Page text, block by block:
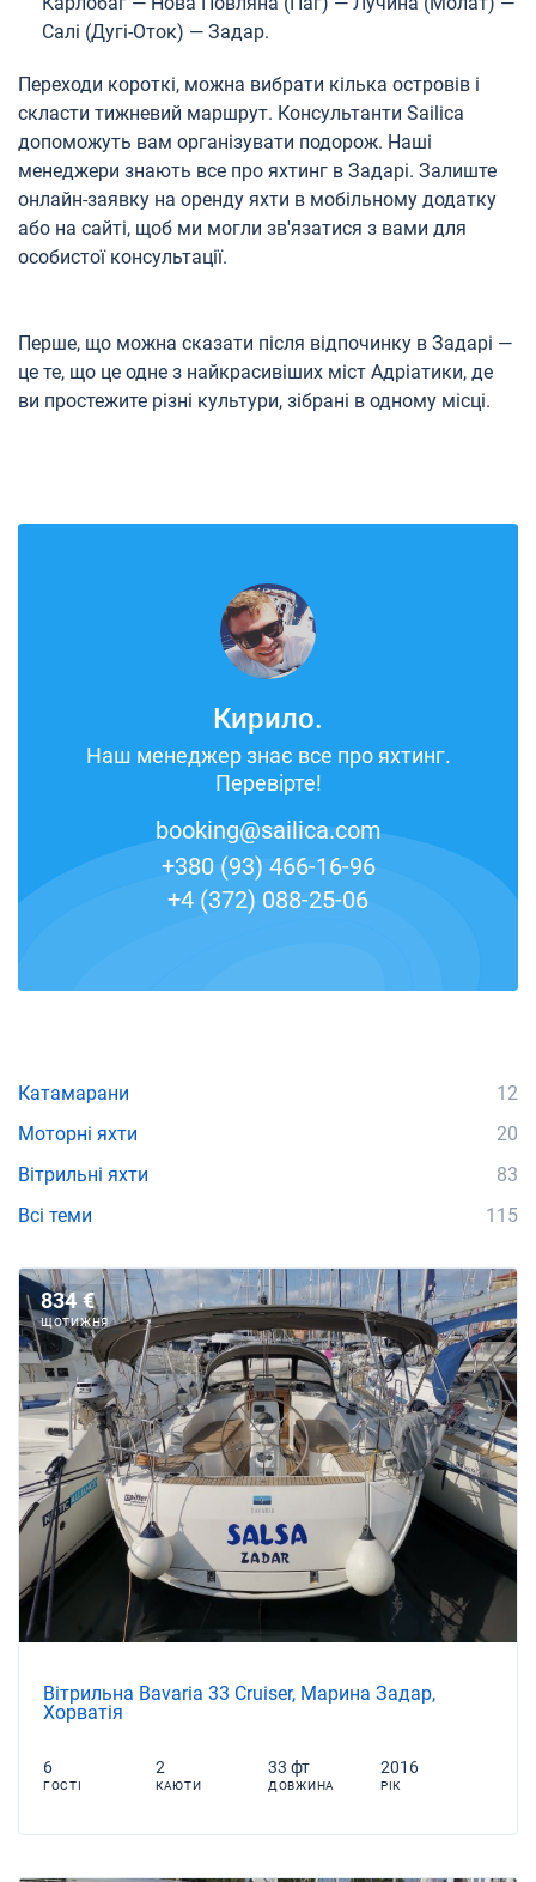
Салі (Дугі-Оток) — Задар.
Переходи короткі, можна вибрати кілька островів і
скласти тижневий маршрут. Консультанти Sailica
допоможуть вам організувати подорож. Наші
менеджери знають все про яхтинг в Задарі. Залиште
онлайн-заявку на оренду яхти в мобільному додатку
або на сайті, щоб ми могли зв'язатися з вами для
особистої консультації.
Перше, що можна сказати після відпочинку в Задарі —
це те, що це одне з найкрасивіших міст Адріатики, де
ви простежите різні культури, зібрані в одному місці.
Кирило.
Наш менеджер знає все про яхтинг.
Перевірте!
booking@sailica.com
+380 (93) 466-16-96
+4 (372) 088-25-06
Катамарани
12
Моторні яхти
20
Вітрильні яхти
83
Всі теми
115
834 €
ЩОТИЖНЯ
Вітрильна Bavaria 33 Cruiser, Марина Задар,
Хорватія
6
ГОСТІ
2
КАЮТИ
33 фт
ДОВЖИНА
2016
РІК